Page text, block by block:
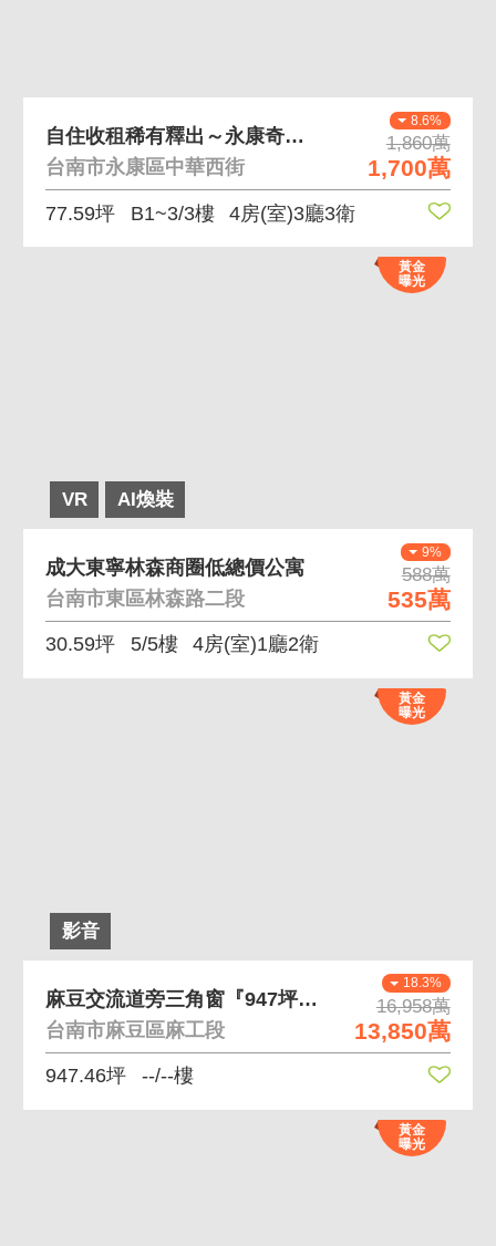
8.6%
1,860萬
1,700萬
自住收租稀有釋出～永康奇美中華商圈 /熱鬧店住
台南市永康區中華西街
77.59坪 B1~3/3樓 4房(室)3廳3衛
VR AI煥裝
黃金
曝光
9%
588萬
535萬
成大東寧林森商圈低總價公寓
台南市東區林森路二段
30.59坪 5/5樓 4房(室)1廳2衛
影音
黃金
曝光
18.3%
16,958萬
13,850萬
麻豆交流道旁三角窗『947坪』甲種工業用地
台南市麻豆區麻工段
947.46坪 --/--樓
黃金
曝光